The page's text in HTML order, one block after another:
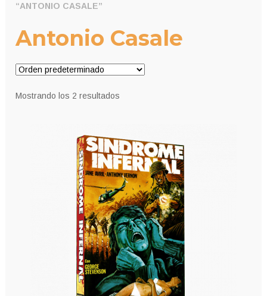
“ANTONIO CASALE”
Antonio Casale
Mostrando los 2 resultados